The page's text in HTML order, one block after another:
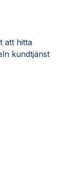
att hitta
kundtjänst